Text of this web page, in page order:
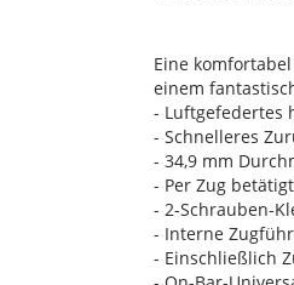
Eine
einem
- Luftgefedertes
- Schnelleres
- 34,9 mm
- Per Zug
- 2-Schrauben-
- Interne
- Einschließlich